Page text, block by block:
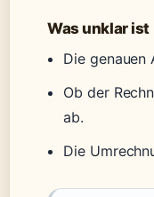
Was unklar ist
Die genauen
Ob der
ab.
Die